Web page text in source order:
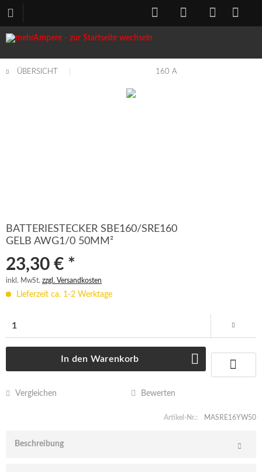
ÜBERSICHT 160 A
BATTERIESTECKER SBE160/SRE160
GELB AWG1/0 50MM²
23,30 € *
inkl. MwSt. zzgl. Versandkosten
Lieferzeit ca. 1-2 Werktage
In den Warenkorb
Vergleichen Bewerten
Artikel-Nr.: MASRE16YW50
Beschreibung